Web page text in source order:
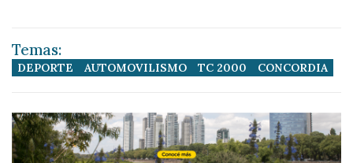
Temas:
DEPORTE AUTOMOVILISMO TC 2000 CONCORDIA